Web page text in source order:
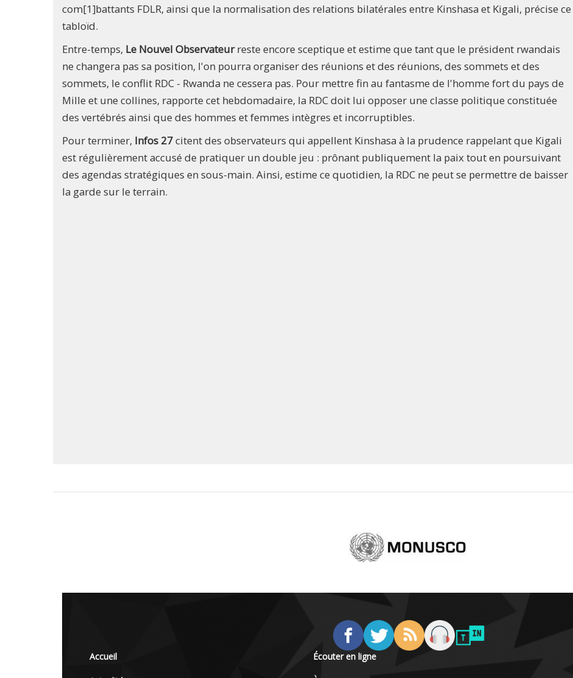
com[1]battants FDLR, ainsi que la normalisation des relations bilatérales entre Kinshasa et Kigali, précise ce
tabloïd.
Entre-temps, Le Nouvel Observateurreste encore sceptique et estime que tant que le président rwandais
ne changera pas sa position, l'on pourra organiser des réunions et des réunions, des sommets et des
sommets, le conflit RDC - Rwanda ne cessera pas. Pour mettre fin au fantasme de l'homme fort du pays de
Mille et une collines, rapporte cet hebdomadaire, la RDC doit lui opposer une classe politique constituée
des vertébrés ainsi que des hommes et femmes intègres et incorruptibles.
Pour terminer, Infos 27citent des observateurs qui appellent Kinshasa à la prudence rappelant que Kigali
est régulièrement accusé de pratiquer un double jeu : prônant publiquement la paix tout en poursuivant
des agendas stratégiques en sous-main. Ainsi, estime ce quotidien, la RDC ne peut se permettre de baisser
la garde sur le terrain.
Accueil Écouter en ligne